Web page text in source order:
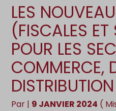
LES
(FISCALES
POUR LES
COMMERCE,
Par | 9 JANVIER 2024 (